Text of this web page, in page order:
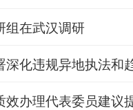
组在武汉调研
深化违规异地执法和
效办理代表委员建议